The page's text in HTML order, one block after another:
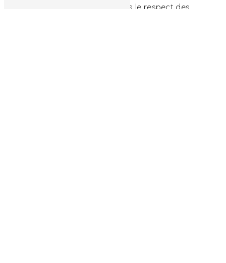
fraîcheur et saveur, dans le respect des